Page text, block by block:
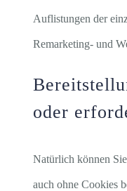
Auflistungen der
Remarketing- und
oder
Natürlich können
auch ohne Cookies